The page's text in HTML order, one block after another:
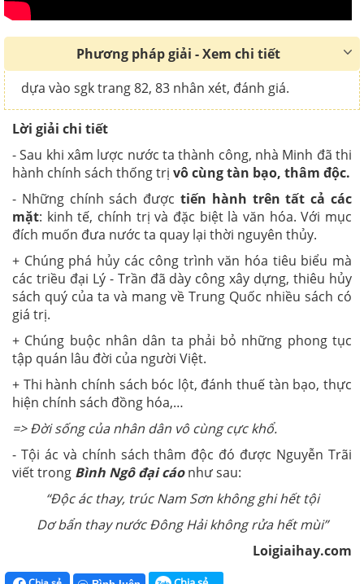
Phương pháp giải - Xem chi tiết
dựa vào sgk trang 82, 83 nhân xét, đánh giá.
Lời giải chi tiết
- Sau khi xâm lược nước ta thành công, nhà Minh đã thi
hành chính sách thống trị vô cùng tàn bạo, thâm độc.
- Những chính sách được tiến hành trên tất cả các
mặt: kinh tế, chính trị và đặc biệt là văn hóa. Với mục
đích muốn đưa nước ta quay lại thời nguyên thủy.
+ Chúng phá hủy các công trình văn hóa tiêu biểu mà
các triều đại Lý - Trần đã dày công xây dựng, thiêu hủy
sách quý của ta và mang về Trung Quốc nhiều sách có
giá trị.
+ Chúng buộc nhân dân ta phải bỏ những phong tục
tập quán lâu đời của người Việt.
+ Thi hành chính sách bóc lột, đánh thuế tàn bạo, thực
hiện chính sách đồng hóa,…
=> Đời sống của nhân dân vô cùng cực khổ.
- Tội ác và chính sách thâm độc đó được Nguyễn Trãi
viết trong Bình Ngô đại cáonhư sau:
“Độc ác thay, trúc Nam Sơn không ghi hết tội
Dơ bẩn thay nước Đông Hải không rửa hết mùi”
Loigiaihay.com